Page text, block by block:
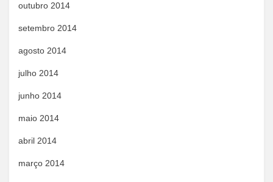
outubro 2014
setembro 2014
agosto 2014
julho 2014
junho 2014
maio 2014
abril 2014
março 2014